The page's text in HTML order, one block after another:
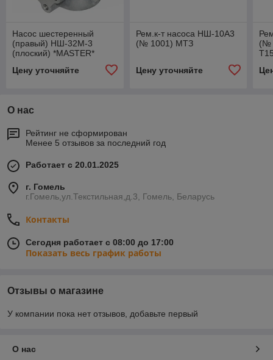
Насос шестеренный
(правый) НШ-32М-3
(плоский) *MASTER*
Цену уточняйте
Рем.к-т насоса НШ-10А3
(№ 1001) МТЗ
Цену уточняйте
(№
О нас
Рейтинг не сформирован
Менее 5 отзывов за последний год
Работает с 20.01.2025
г. Гомель
г.Гомель,ул.Текстильная,д.3, Гомель, Беларусь
Контакты
Сегодня работает с 08:00 до 17:00
Показать весь график работы
Отзывы о магазине
У компании пока нет отзывов, добавьте первый
О нас